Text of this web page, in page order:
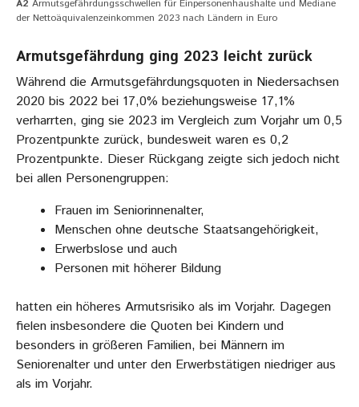
A2 Armutsgefährdungsschwellen für Einpersonenhaushalte und Mediane
der Nettoäquivalenzeinkommen 2023 nach Ländern in Euro
Armutsgefährdung ging 2023 leicht zurück
Während die Armutsgefährdungsquoten in Niedersachsen
2020 bis 2022 bei 17,0% beziehungsweise 17,1%
verharrten, ging sie 2023 im Vergleich zum Vorjahr um 0,5
Prozentpunkte zurück, bundesweit waren es 0,2
Prozentpunkte. Dieser Rückgang zeigte sich jedoch nicht
bei allen Personengruppen:
Frauen im Seniorinnenalter,
Menschen ohne deutsche Staatsangehörigkeit,
Erwerbslose und auch
Personen mit höherer Bildung
hatten ein höheres Armutsrisiko als im Vorjahr. Dagegen
fielen insbesondere die Quoten bei Kindern und
besonders in größeren Familien, bei Männern im
Seniorenalter und unter den Erwerbstätigen niedriger aus
als im Vorjahr.